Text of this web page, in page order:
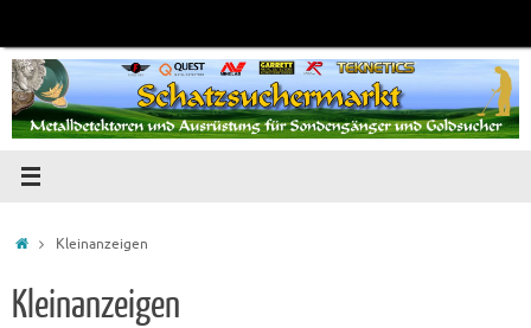
springen
Startseite
Kleinanzeigen
Kleinanzeigen